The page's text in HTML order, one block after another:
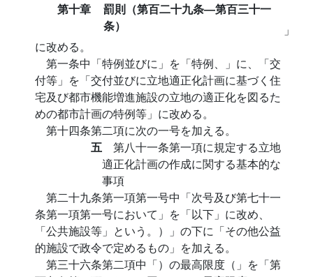
第十章
罰則（第百二十九条―第百三十一
条）
」
に改める。
第一条中「特例並びに」を「特例、」に、「交
付等」を「交付並びに立地適正化計画に基づく住
宅及び都市機能増進施設の立地の適正化を図るた
めの都市計画の特例等」に改める。
第十四条第二項に次の一号を加える。
五 第八十一条第一項に規定する立地
適正化計画の作成に関する基本的な
事項
第二十九条第一項第一号中「次号及び第七十一
条第一項第一号において」を「以下」に改め、
「公共施設等」という。）」の下に「その他公益
的施設で政令で定めるもの」を加える。
第三十六条第二項中「）の最高限度（」を「第